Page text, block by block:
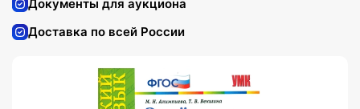
Документы для аукциона
Доставка по всей России